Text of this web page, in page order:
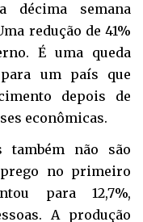
décima semana
redução de 41%
É uma queda
um país que
depois de
econômicas.
também não são
no primeiro
para 12,7%,
A produção